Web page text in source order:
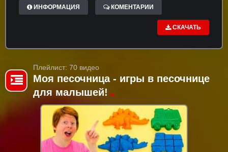
ИНФОРМАЦИЯ КОМЕНТАРИИ
СКАЧАТЬ
Плейлист: 70 видео
Моя песочница - игры в песочнице
для малышей!